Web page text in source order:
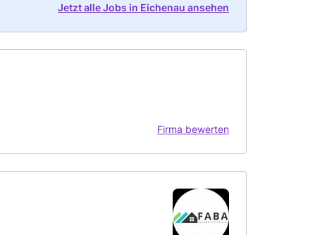
Jetzt alle Jobs in Eichenau ansehen
Firma bewerten